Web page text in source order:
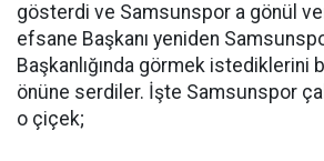
gösterdi ve Samsunspor a gönül
efsane Başkanı yeniden
Başkanlığında görmek istediklerini
önüne serdiler. İşte Samsunspor
o çiçek;